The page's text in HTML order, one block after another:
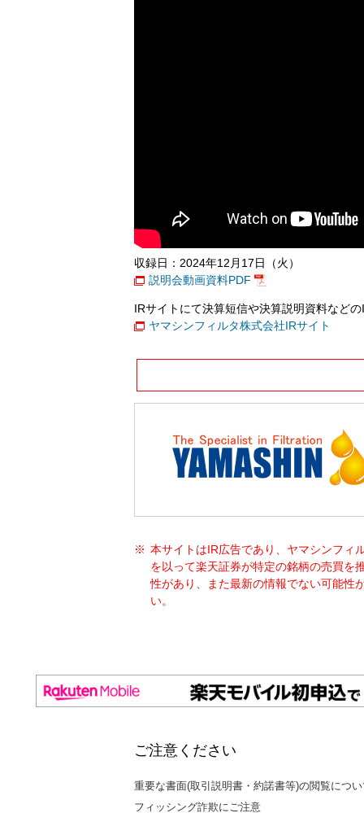
収録日：2024年12月17日（火）
説明会動画資料PDF
IRサイトにて決算短信や決算説明資料など
ヤマシンフィルタ株式会社IRサイト
本サイトはIR広告であり、ヤマシンフィ
を以って楽天証券が特定の銘柄の売買を
性があり、また最新の情報でない可能性
い。
ご注意ください
重要な書面(取引説明書・約諾書等)の閲覧につ
フィッシング詐欺にご注意